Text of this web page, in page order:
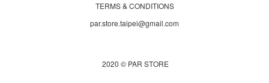
TERMS & CONDITIONS
par.store.taipei@gmail.com
2020 © PAR STORE